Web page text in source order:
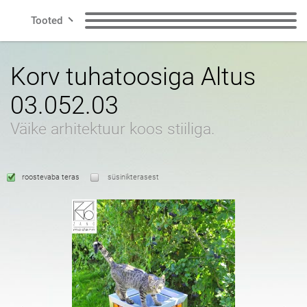
Tooted
Jäätmete
sorteerimiskastid
Jalgrattasõidu tsoon Päikesejaamad
Tuhkatoosid
Nutikas linn
inglise
Korv tuhatoosiga Altus
03.052.03
Väike arhitektuur koos stiiliga.
roostevaba teras süsinikterasest